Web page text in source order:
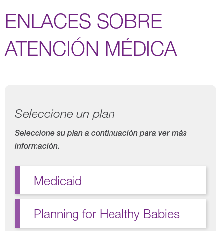
ENLACES SOBRE
ATENCIÓN MÉDICA
Seleccione un plan
Seleccione su plan a continuación para ver más
información.
Medicaid
Planning for Healthy Babies